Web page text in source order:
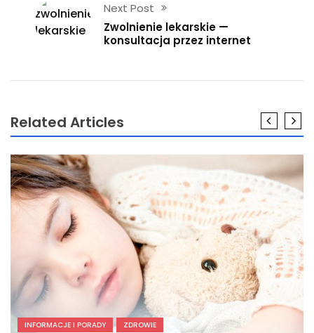
Next Post
Zwolnienie lekarskie —
konsultacja przez internet
Related Articles
INFORMACJE I PORADY ZDROWIE